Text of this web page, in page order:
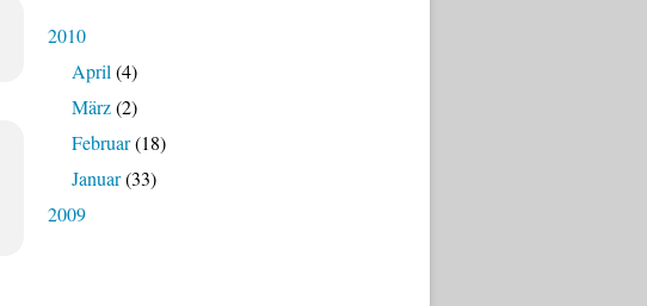
2010
April (4)
März(2)
Februar(18)
Januar(33)
2009